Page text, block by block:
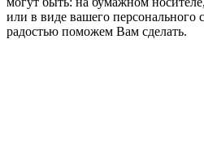
или в виде вашего персонального
радостью поможем Вам сделать.